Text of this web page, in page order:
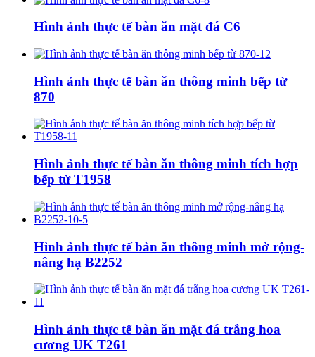
Hình ảnh thực tế bàn ăn mặt đá C6
Hình ảnh thực tế bàn ăn thông minh bếp từ
870
Hình ảnh thực tế bàn ăn thông minh tích hợp
bếp từ T1958
Hình ảnh thực tế bàn ăn thông minh mở rộng-
nâng hạ B2252
Hình ảnh thực tế bàn ăn mặt đá trắng hoa
cương UK T261